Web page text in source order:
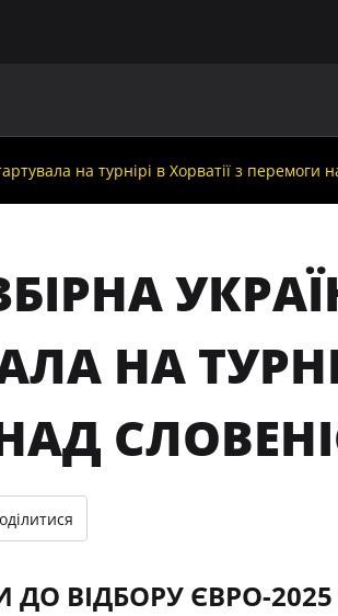
на турнірі в Хорватії з перемоги
НА
ВІДБОРУ ЄВРО-2025